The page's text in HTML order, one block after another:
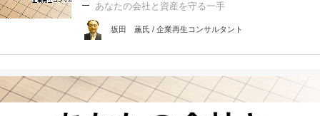
あなたの会社と資産を守る一手
坂田 薫氏 / 企業再生コンサルタント